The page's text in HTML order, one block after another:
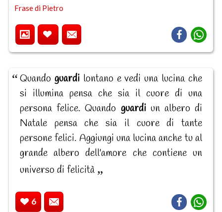
Frase di Pietro
Quando guardi lontano e vedi una lucina che
si illumina pensa che sia il cuore di una
persona felice. Quando guardi un albero di
Natale pensa che sia il cuore di tante
persone felici. Aggiungi una lucina anche tu al
grande albero dell'amore che contiene un
universo di felicità
6